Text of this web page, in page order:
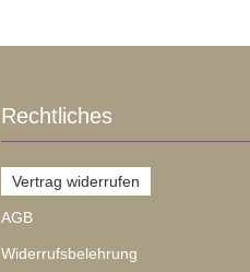
Rechtliches
Vertrag widerrufen
AGB
Widerrufsbelehrung